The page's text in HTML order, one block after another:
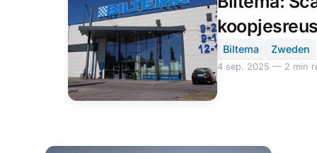
en
slimme
stadsheffing
Stockholm
en
Göteborg,
tarieven,
betaling
en
2025
—
2
min
read
onder-
Biltema Zweden
4 sep. 2025 — 2 min